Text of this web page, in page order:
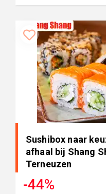
Sushibox naar
afhaal bij Shang
Terneuzen
-44%